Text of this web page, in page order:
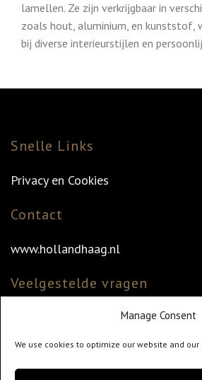
Manage Consent
We use cookies to optimize our website and our
lamellen. Ze zijn verkrijgbaar in
zoals hout, aluminium, en kunststof,
bij diverse interieurstijlen en
Snelle Links
Privacy en Cookies
Contact
www.hollandhaag.nl
Veelgestelde vragen
Veelgestelde vragen
Klantenservice